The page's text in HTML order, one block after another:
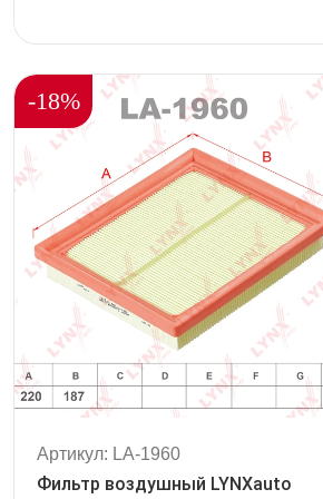
-18%
Артикул: LA-1960
Фильтр воздушный LYNXauto